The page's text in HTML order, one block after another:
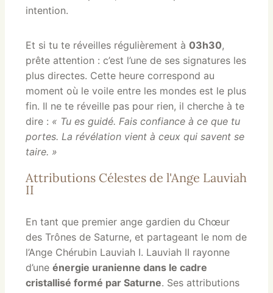
intention.
Et si tu te réveilles régulièrement à 03h30,
prête attention : c’est l’une de ses signatures les
plus directes. Cette heure correspond au
moment où le voile entre les mondes est le plus
fin. Il ne te réveille pas pour rien, il cherche à te
dire : « Tu es guidé. Fais confiance à ce que tu
portes. La révélation vient à ceux qui savent se
taire. »
Attributions Célestes de l'Ange Lauviah
II
En tant que premier ange gardien du Chœur
des Trônes de Saturne, et partageant le nom de
l’Ange Chérubin Lauviah I. Lauviah II rayonne
d’une énergie uranienne dans le cadre
cristallisé formé par Saturne. Ses attributions